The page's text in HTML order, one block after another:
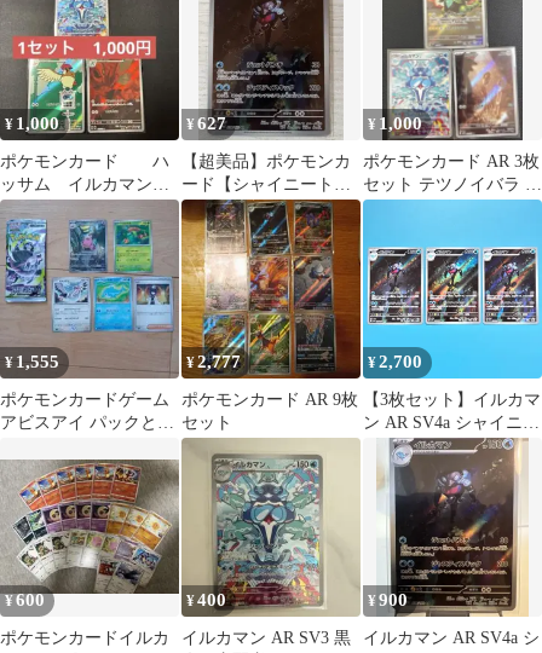
¥ 1,000
ポケモンカード ハ
ッサム イルカマン
ピジョン AR
¥627
【超美品】ポケモンカ
ード【シャイニートレ
ジャー】イルカマンAR
¥ 1,000
ポケモンカード AR 3枚
セット テツノイバラ イ
ルカマン メルタン
¥ 1,555
ポケモンカードゲーム
アビスアイ パックとカ
¥2,777
ポケモンカード AR 9枚
セット
¥2,700
【3枚セット】イルカマ
ン AR SV4a シャイニー
トレジャーex 339/190
ポケモンカード
¥600
ポケモンカードイルカ
¥400
イルカマン AR SV3 黒
¥900
イルカマン AR SV4a シ